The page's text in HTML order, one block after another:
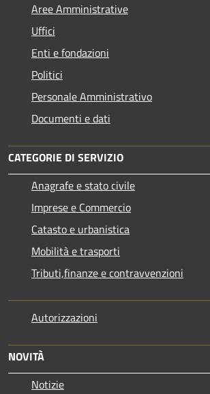
Aree Amministrative
Uffici
Enti e fondazioni
Politici
Personale Amministrativo
Documenti e dati
CATEGORIE DI SERVIZIO
Anagrafe e stato civile
Imprese e Commercio
Catasto e urbanistica
Mobilità e trasporti
Tributi,finanze e contravvenzioni
Autorizzazioni
NOVITÀ
Notizie